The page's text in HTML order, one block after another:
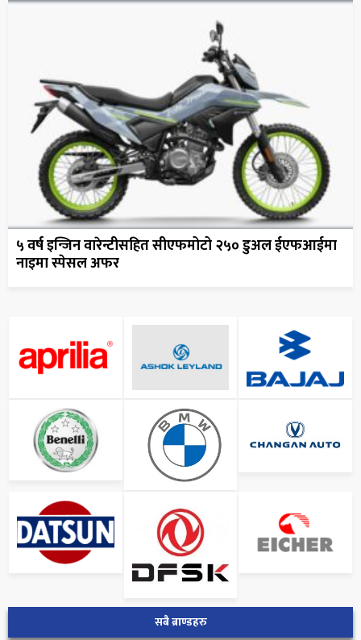
५ वर्ष इन्जिन वारेन्टीसहित सीएफमोटो २५० डुअल ईएफआईमा
नाइमा स्पेसल अफर
सबै ब्राण्डहरु